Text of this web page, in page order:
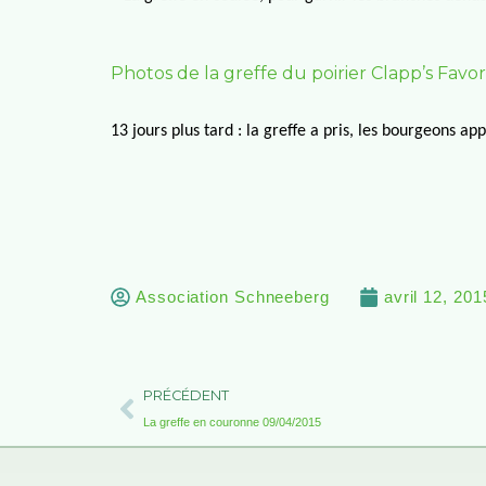
Photos de la greffe du poirier Clapp’s
13 jours plus tard : la greffe a pris, les bourgeons
Association Schneeberg avril 12,
Précédent
PRÉCÉDENT
La greffe en couronne 09/04/2015